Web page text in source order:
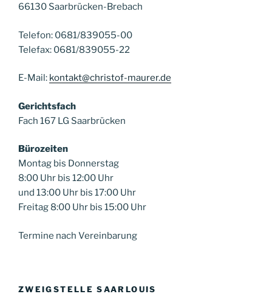
66130 Saarbrücken-Brebach
Telefon: 0681/839055-00
Telefax: 0681/839055-22
E-Mail: kontakt@christof-maurer.de
Gerichtsfach
Fach 167 LG Saarbrücken
Bürozeiten
Montag bis Donnerstag
8:00 Uhr bis 12:00 Uhr
und 13:00 Uhr bis 17:00 Uhr
Freitag 8:00 Uhr bis 15:00 Uhr
Termine nach Vereinbarung
ZWEIGSTELLE SAARLOUIS